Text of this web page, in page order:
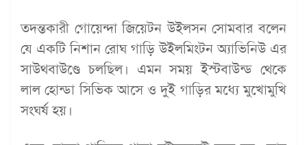
তদন্তকারী গোয়েন্দা জিয়েটন উইলসন সোমবার বলেন
যে একটি নিশান রোঘ গাড়ি উইলমিংটন অ্যাভিনিউ এর
সাউথবাউণ্ডে চলছিল। এমন সময় ইস্টবাউন্ড থেকে
লাল হোন্ডা সিভিক আসে ও দুই গাড়ির মধ্যে মুখোমুখি
সংঘর্ষ হয়।